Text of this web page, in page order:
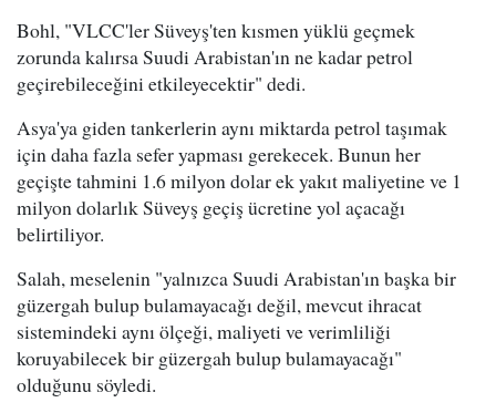
Bohl, "VLCC'ler Süveyş'ten kısmen yüklü geçmek
zorunda kalırsa Suudi Arabistan'ın ne kadar petrol
geçirebileceğini etkileyecektir" dedi.
Asya'ya giden tankerlerin aynı miktarda petrol taşımak
için daha fazla sefer yapması gerekecek. Bunun her
geçişte tahmini 1.6 milyon dolar ek yakıt maliyetine ve 1
milyon dolarlık Süveyş geçiş ücretine yol açacağı
belirtiliyor.
Salah, meselenin "yalnızca Suudi Arabistan'ın başka bir
güzergah bulup bulamayacağı değil, mevcut ihracat
sistemindeki aynı ölçeği, maliyeti ve verimliliği
koruyabilecek bir güzergah bulup bulamayacağı"
olduğunu söyledi.